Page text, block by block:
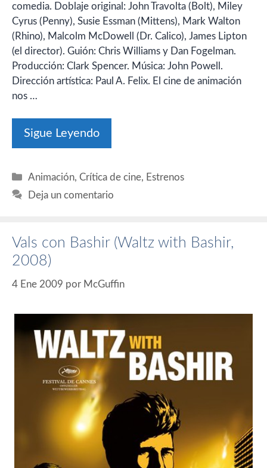
comedia. Doblaje original: John Travolta (Bolt), Miley
Cyrus (Penny), Susie Essman (Mittens), Mark Walton
(Rhino), Malcolm McDowell (Dr. Calico), James Lipton
(el director). Guión: Chris Williams y Dan Fogelman.
Producción: Clark Spencer. Música: John Powell.
Dirección artística: Paul A. Felix. El cine de animación
nos …
Sigue Leyendo
Categorías
Animación,Crítica de cine, Estrenos
Deja un comentario
Vals con Bashir (Waltz with Bashir,
2008)
4 Ene 2009 por McGuffin